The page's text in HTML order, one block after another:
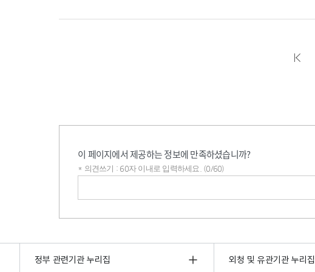
이 페이지에서 제공하는 정보에 만족하셨습니까?
* 의견쓰기 : 60자 이내로 입력하세요. (0/60)
정부 관련기관 누리집 외청 및 유관기관 누리집